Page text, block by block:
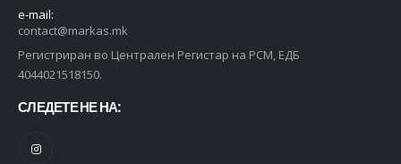
e-mail:
contact@markas.mk
Регистриран во Централен Регистар на РСМ, ЕДБ
4044021518150.
СЛЕДЕТЕ НЕ НА: